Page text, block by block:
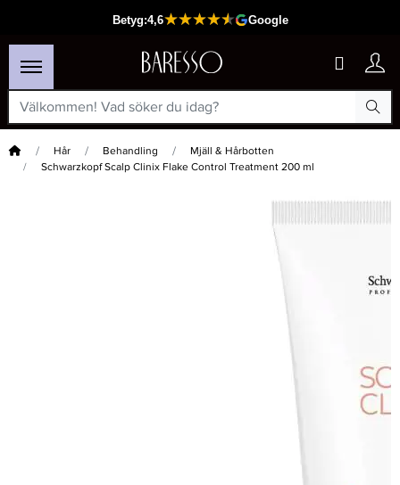
Hem Hår Behandling
Mjäll & Hårbotten
Schwarzkopf Scalp Clinix Flake Control Treatment 200 ml